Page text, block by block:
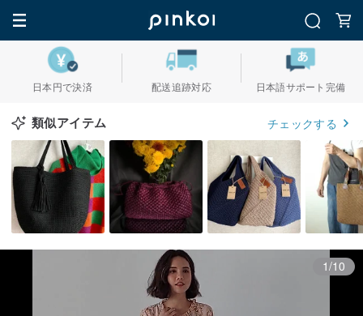
日本円で決済 配送追跡対応 日本語サポート完備
類似アイテム チェックする
1/10